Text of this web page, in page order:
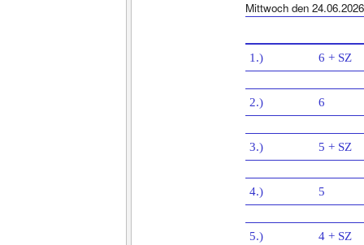
Mittwoch den 24.06.2026
1.) 6 + SZ
2.) 6
3.) 5 + SZ
4.) 5
5.) 4 + SZ